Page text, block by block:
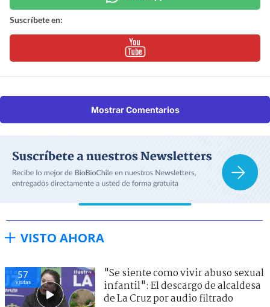
Suscríbete en:
Mostrar Comentarios
VISTO AHORA
57
visitas
"Se siente como vivir abuso sexual
infantil": El descargo de alcaldesa
de La Cruz por audio filtrado